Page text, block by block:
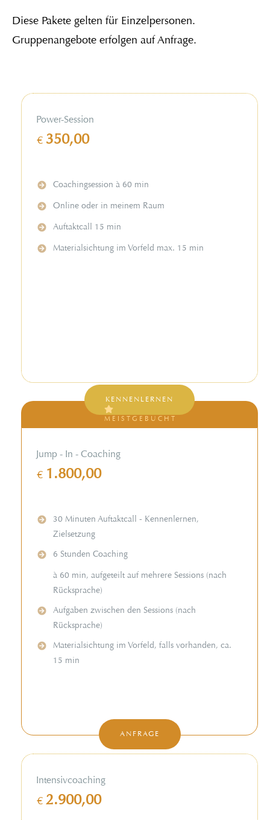
Diese Pakete gelten für Einzelpersonen.
Gruppenangebote erfolgen auf Anfrage.
Power-Session
€ 350,00
Coachingsession à 60 min
Online oder in meinem Raum
Auftaktcall 15 min
Materialsichtung im Vorfeld max. 15 min
KENNENLERNEN
MEISTGEBUCHT
Jump - In - Coaching
€ 1.800,00
30 Minuten Auftaktcall - Kennenlernen,
Zielsetzung
6 Stunden Coaching
à 60 min, aufgeteilt auf mehrere Sessions (nach
Rücksprache)
Aufgaben zwischen den Sessions (nach
Rücksprache)
Materialsichtung im Vorfeld, falls vorhanden, ca.
15 min
ANFRAGE
Intensivcoaching
€ 2.900,00